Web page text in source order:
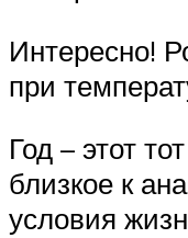
Интересно!
при
Год – этот
близкое к
условия